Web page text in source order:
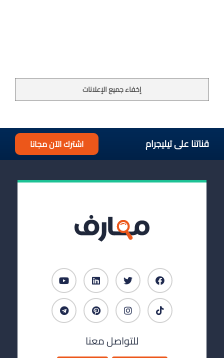
إخفاء جميع الإعلانات
قناتنا على تيليجرام اشترك الآن مجانا
للتواصل معنا